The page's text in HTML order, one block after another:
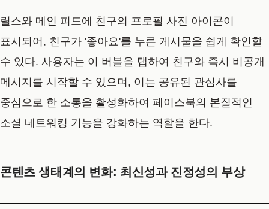
릴스와 메인 피드에 친구의 프로필 사진 아이콘이
표시되어, 친구가 '좋아요'를 누른 게시물을 쉽게 확인할
수 있다. 사용자는 이 버블을 탭하여 친구와 즉시 비공개
메시지를 시작할 수 있으며, 이는 공유된 관심사를
중심으로 한 소통을 활성화하여 페이스북의 본질적인
소셜 네트워킹 기능을 강화하는 역할을 한다.
콘텐츠 생태계의 변화: 최신성과 진정성의 부상